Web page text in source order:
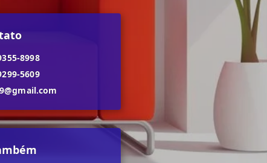
8998
5609